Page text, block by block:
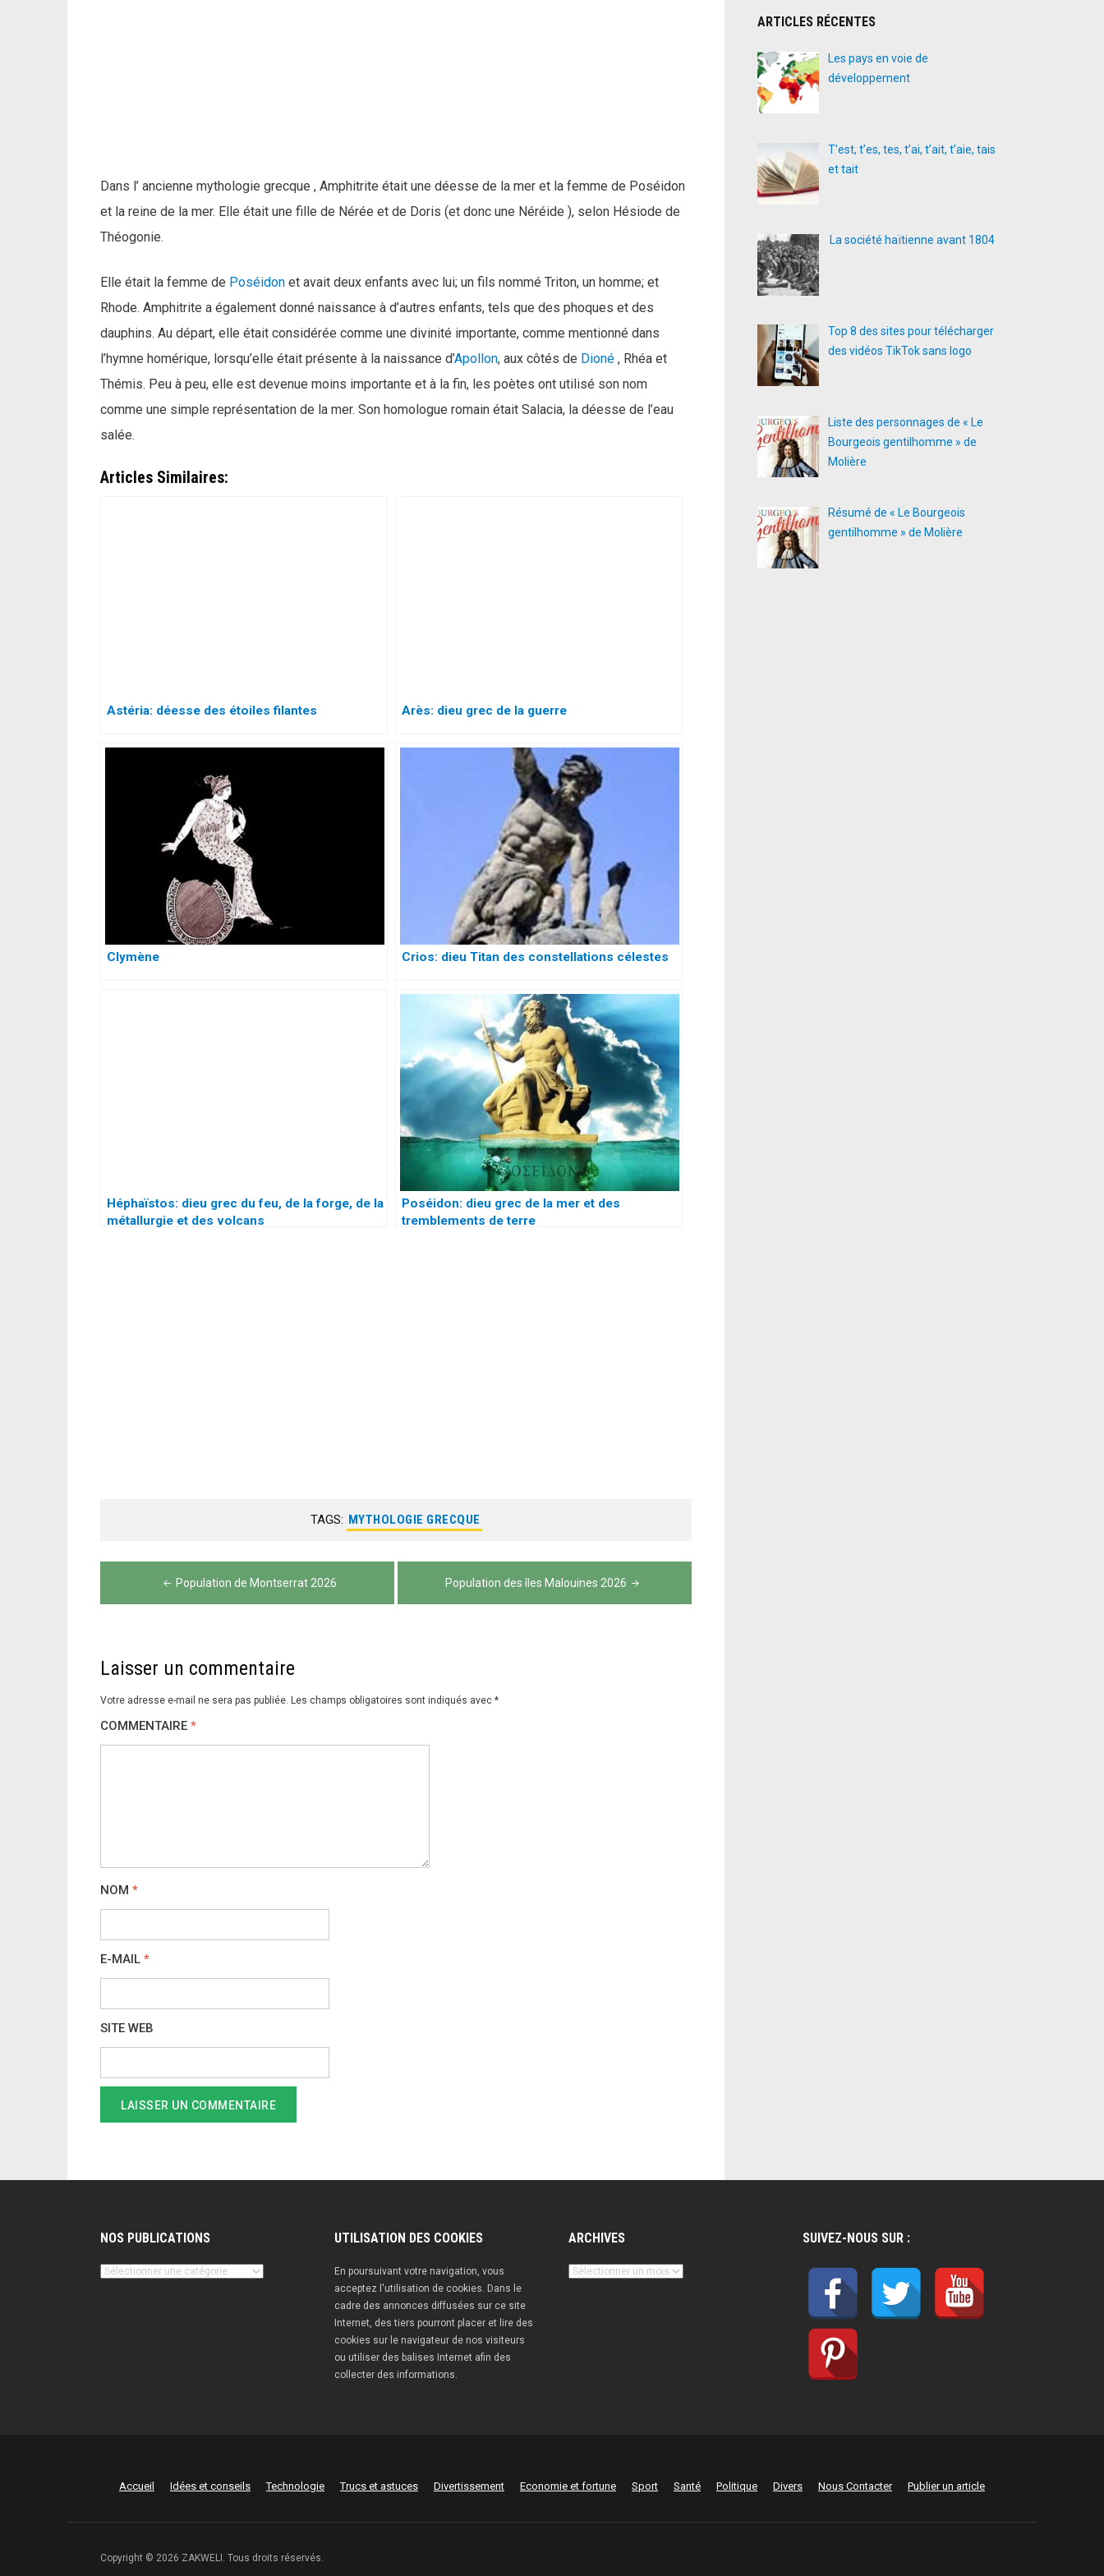
Dans l’ ancienne mythologie grecque , Amphitrite était une déesse de la mer et la femme de Poséidon
et la reine de la mer. Elle était une fille de Nérée et de Doris (et donc une Néréide ), selon Hésiode de
Théogonie.
Elle était la femme de Poséidon et avait deux enfants avec lui; un fils nommé Triton, un homme; et
Rhode. Amphitrite a également donné naissance à d’autres enfants, tels que des phoques et des
dauphins. Au départ, elle était considérée comme une divinité importante, comme mentionné dans
l’hymne homérique, lorsqu’elle était présente à la naissance d’Apollon, aux côtés de Dioné , Rhéa et
Thémis. Peu à peu, elle est devenue moins importante et à la fin, les poètes ont utilisé son nom
comme une simple représentation de la mer. Son homologue romain était Salacia, la déesse de l’eau
salée.
Articles Similaires:
Astéria: déesse des étoiles filantes Arès: dieu grec de la guerre
Clymène Crios: dieu Titan des constellations célestes
Héphaïstos: dieu grec du feu, de la forge, de la
métallurgie et des volcans
Poséidon: dieu grec de la mer et des
tremblements de terre
TAGS: MYTHOLOGIE GRECQUE
Navigation
de
Population de Montserrat 2026 Population des îles Malouines 2026
Laisser un commentaire
Votre adresse e-mail ne sera pas publiée. Les champs obligatoires sont indiqués avec *
COMMENTAIRE *
NOM *
E-MAIL *
SITE WEB
ARTICLES RÉCENTES
Les pays en voie de
développement
T’est, t’es, tes, t’ai, t’ait, t’aie, tais
et tait
La société haïtienne avant 1804
Top 8 des sites pour télécharger
des vidéos TikTok sans logo
Liste des personnages de « Le
Bourgeois gentilhomme » de
Molière
Résumé de « Le Bourgeois
gentilhomme » de Molière
NOS PUBLICATIONS
Nos
UTILISATION DES COOKIES
En poursuivant votre navigation, vous
acceptez l'utilisation de cookies. Dans le
cadre des annonces diffusées sur ce site
Internet, des tiers pourront placer et lire des
cookies sur le navigateur de nos visiteurs
ou utiliser des balises Internet afin des
collecter des informations.
ARCHIVES
Archives
SUIVEZ-NOUS SUR :
Accueil Idées et conseils Technologie Trucs et astuces Divertissement Economie et fortune Sport Santé Politique Divers Nous Contacter Publier un article
Copyright © 2026 ZAKWELI. Tous droits réservés.